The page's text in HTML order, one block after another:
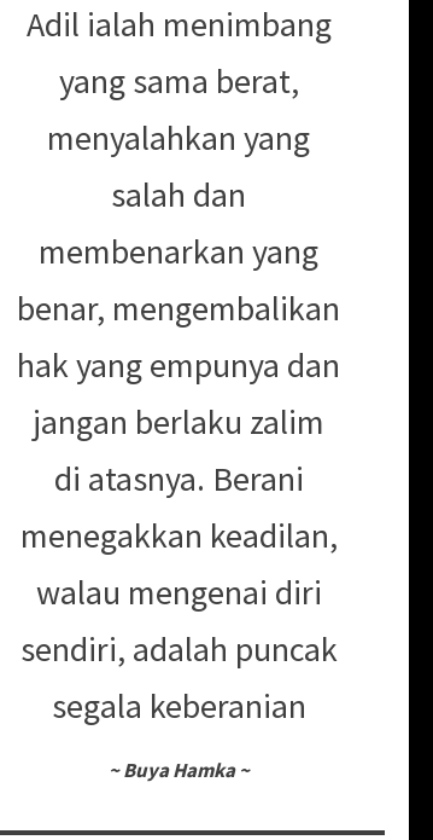
Adil ialah menimbang
yang sama berat,
menyalahkan yang
salah dan
membenarkan yang
benar, mengembalikan
hak yang empunya dan
jangan berlaku zalim
di atasnya. Berani
menegakkan keadilan,
walau mengenai diri
sendiri, adalah puncak
segala keberanian
~Buya Hamka ~